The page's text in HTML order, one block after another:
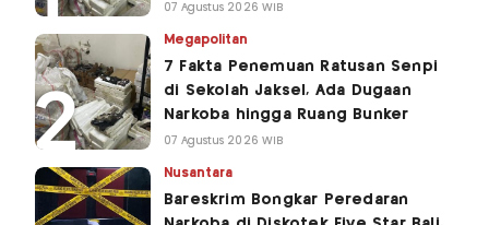
07 Agustus 2026 WIB
Megapolitan
7 Fakta Penemuan Ratusan Senpi
di Sekolah Jaksel, Ada Dugaan
Narkoba hingga Ruang Bunker
07 Agustus 2026 WIB
Nusantara
Bareskrim Bongkar Peredaran